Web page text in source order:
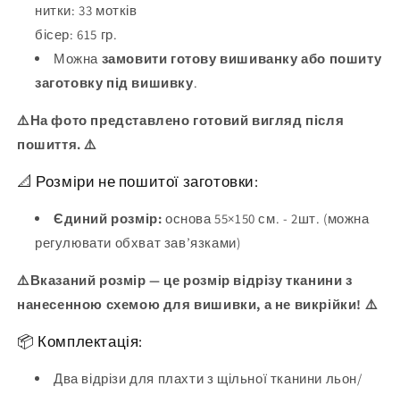
нитки:33 мотків
бісер:615 гр.
Можна замовити готову вишиванку або пошиту
заготовку під вишивку.
⚠️На фото представлено готовий вигляд після
пошиття. ⚠️
📐 Розміри не пошитої заготовки:
Єдиний розмір: основа 55×150 см. - 2шт. (можна
регулювати обхват зав’язками)
⚠️Вказаний розмір — це розмір відрізу тканини з
нанесенною схемою для вишивки, а не викрійки! ⚠️
📦 Комплектація:
Два відрізи для плахти з щільної тканини льон/